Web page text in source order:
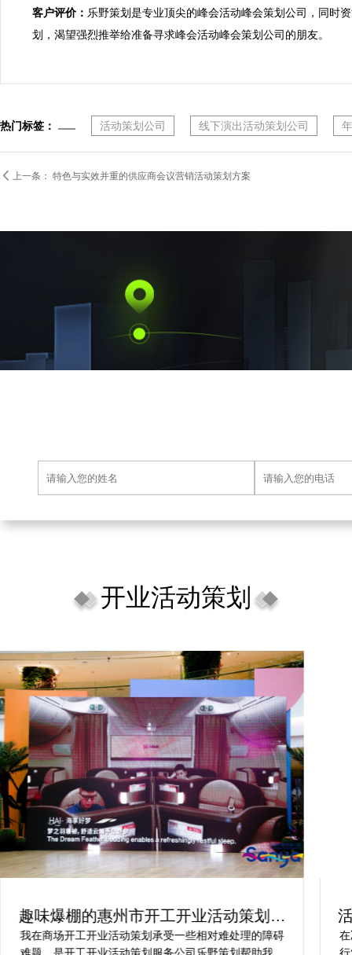
客户评价： 乐野策划是专业顶尖的峰会活动峰会策划公司，同时
划，渴望强烈推举给准备寻求峰会活动峰会策划公司的朋友。
热门标签： 活动策划公司 线下演出活动策划公司
 上一条： 特色与实效并重的供应商会议营销活动策划方案
开业活动策划
趣味爆棚的惠州市开工开业活动策划方
案精选
我在商场开工开业活动策划承受一些相对难处理的障碍
难题，是开工开业活动策划服务公司乐野策划帮助我完